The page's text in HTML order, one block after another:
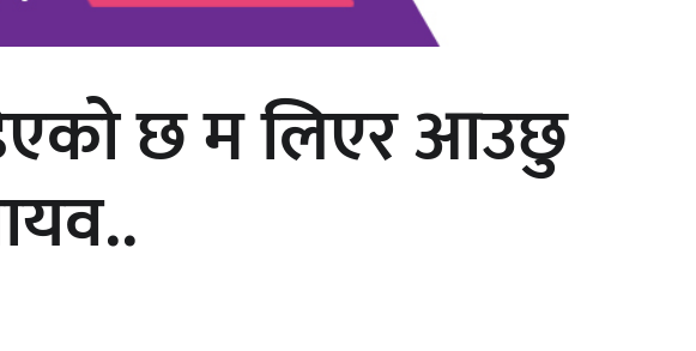
होला’को शीर्ष
काठमाडौं युथ कन्क्लेभ २०२६ भव्यताका
साथ सम्पन्न
छ म लिएर आउछु